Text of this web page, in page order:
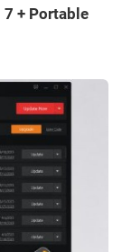
+ Portable